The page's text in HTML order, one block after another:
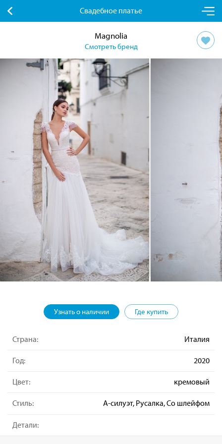
Свадебное платье
Magnolia
Смотреть бренд
Узнать о наличии Где купить
Страна: Италия
Год: 2020
Цвет: кремовый
Стиль: А-силуэт, Русалка, Со шлейфом
Детали: